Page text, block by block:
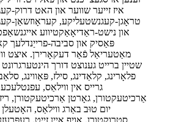
איז זייער שווער און האט דרוק-
טראָגן-קעגנשטעליקע, קעראָוזשאַן-
און נישט-ראַדיאָאַקטיווע
פּאַסיק און סביבה-פרייַנדלעך
מאַטעריאַל פֿאַר דעקאָרירן. איצט
שטיין ברייט גענוצט דורך
פלאָרינג, קלאַדינג, סילז, פּאַווינג,
גרייס אין ווילאַס, עפנטלעכע
אַרכיטעקטורן, גאָרטן אַרכיטעקטורן,
יום טוּב באַרג ווילאַס,
סטרוקטורן. אויף איין זייט,